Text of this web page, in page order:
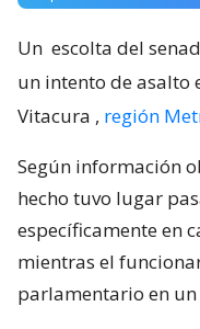
Un escolta del
un intento de asalto
Vitacura , región
Según información
hecho tuvo lugar
específicamente en
mientras el
parlamentario en